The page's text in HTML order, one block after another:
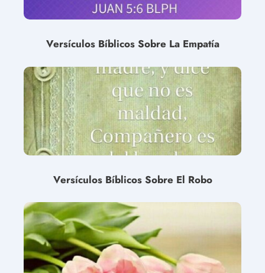
Versículos Bíblicos Sobre La Empatía
Versículos Bíblicos Sobre El Robo